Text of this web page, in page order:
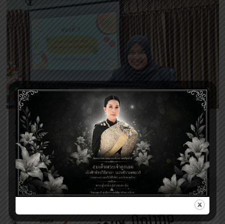
ข่าวกิจกรรมศูนย์ฯ
ส่งเสริมสุขภาพด้วยอาหารชะลอวัย
Voratuch Manee
2 ปี ago
26 พฤศจิกายน 2567 ...
Read MoreRead
more
about
ส่ง